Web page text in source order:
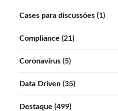
Cases para discussões (1)
Compliance (21)
Coronavírus (5)
Data Driven (35)
Destaque (499)